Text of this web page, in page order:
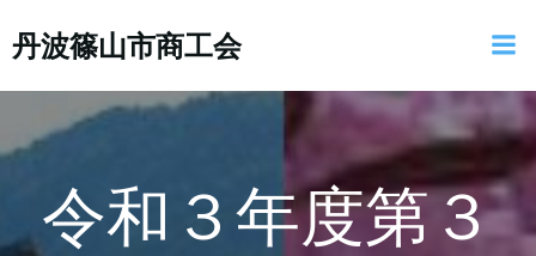
ン
へ
キ
ッ
丹波篠山市商工会
令和３年度第３